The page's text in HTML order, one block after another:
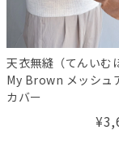
天衣無縫（てんいむ
My Brown メッシュ
カバー
¥